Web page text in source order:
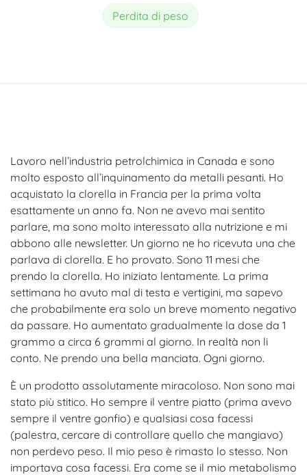
Perdita di peso
Lavoro nell’industria petrolchimica in Canada e sono
molto esposto all’inquinamento da metalli pesanti. Ho
acquistato la clorella in Francia per la prima volta
esattamente un anno fa. Non ne avevo mai sentito
parlare, ma sono molto interessato alla nutrizione e mi
abbono alle newsletter. Un giorno ne ho ricevuta una che
parlava di clorella. E ho provato. Sono 11 mesi che
prendo la clorella. Ho iniziato lentamente. La prima
settimana ho avuto mal di testa e vertigini, ma sapevo
che probabilmente era solo un breve momento negativo
da passare. Ho aumentato gradualmente la dose da 1
grammo a circa 6 grammi al giorno. In realtà non li
conto. Ne prendo una bella manciata. Ogni giorno.
È un prodotto assolutamente miracoloso. Non sono mai
stato più stitico. Ho sempre il ventre piatto (prima avevo
sempre il ventre gonfio) e qualsiasi cosa facessi
(palestra, cercare di controllare quello che mangiavo)
non perdevo peso. Il mio peso è rimasto lo stesso. Non
importava cosa facessi. Era come se il mio metabolismo